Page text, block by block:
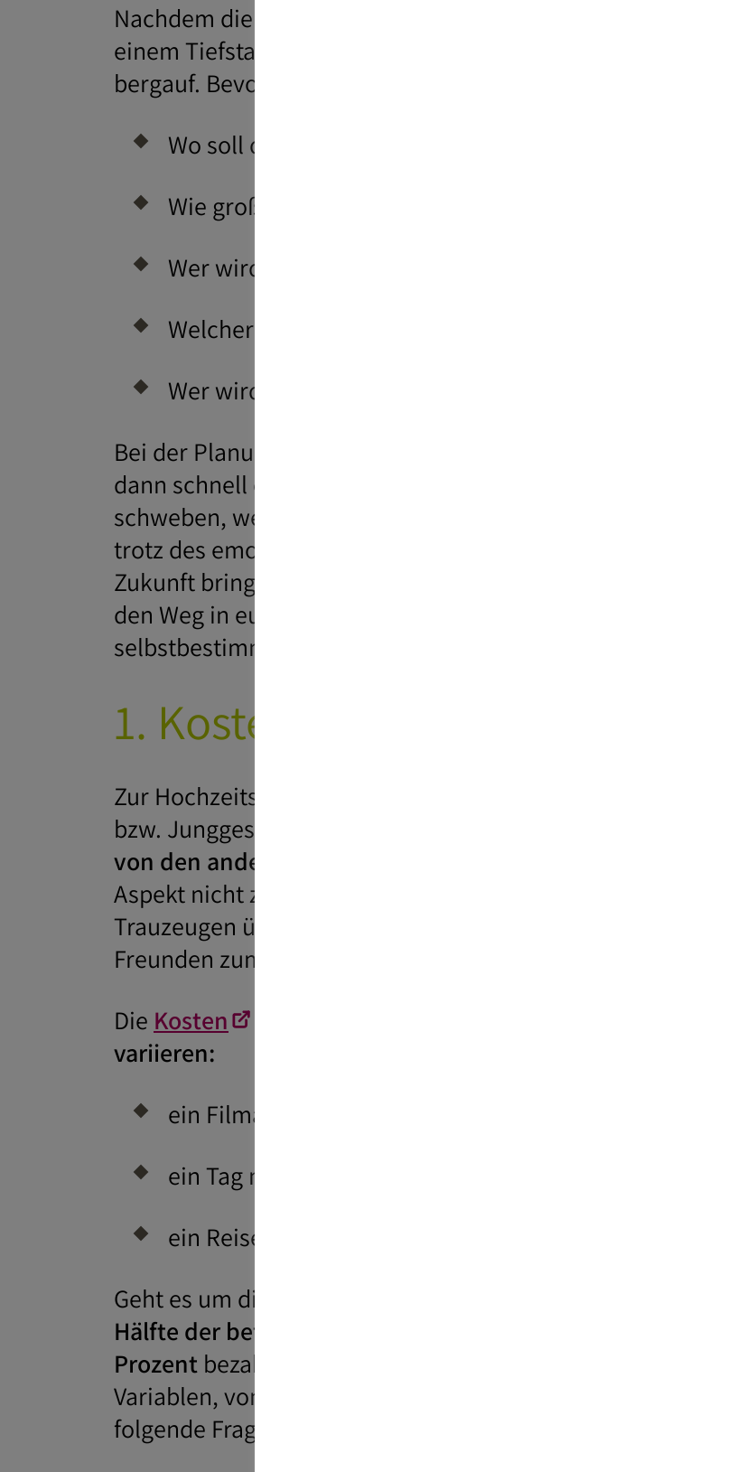
Nachdem die Coronapandemie große Feiern – darunter
einem Tiefstand von Eheschließungen im Jahr 2021
bergauf. Bevor eine Ehe geschlossen wird, stehen die
Wo soll die Hochzeit stattfinden?
Wie groß soll die Torte werden?
Wer wird alles eingeladen?
Welcher Fotograf soll den Tag in Bildern festhalten?
Wer wird Trauzeuge oder Trauzeugin?
Bei der Planung sind der Fantasie keine Grenzen gesetzt,
dann schnell ernüchternd sein und aus den rosaroten
schweben, werden graue Regenwolken. Daher gilt es,
trotz des emotionalen Themas den Verstand nicht
Zukunft bringt auch gemeinsame Finanzentscheidungen
den Weg in eure gemeinsame Zukunft vor und nach der
selbstbestimmt angehen.
1. Kosten für deine Hochzeit
Zur Hochzeitsplanung gehört neben dem Tag der Feier
bzw. Junggesellinnenabschied (JGA). Meist werden die
von den anderen Teilnehmenden übernommen,
doch
Aspekt nicht zu vernachlässigen. Sprich daher frühzeitig
Trauzeugen über deine Vorstellungen und überlege
Freunden zumuten kannst.
Die Kosten
variieren:
ein Filmabend zu Hause: ca. 30 Euro p. P.
ein Tag mit Cocktail-Workshop, Abendessen und
ein Reisewochenende: ab ca. 400 Euro p. P.
Geht es um die eigentliche Hochzeit, geben laut einer
Hälfte der befragten Brautpaare
Prozent bezahlten sogar
Variablen, von denen die Kosten abhängen. Stelle dir
folgende Fragen: